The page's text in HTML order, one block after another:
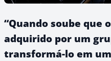
“Quando soube que
adquirido por um
transformá-lo em